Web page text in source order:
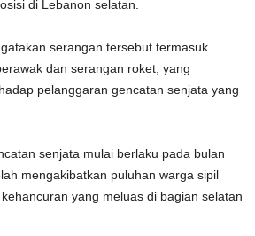
di Lebanon selatan.
serangan tersebut termasuk
dan serangan roket, yang
pelanggaran gencatan senjata yang
senjata mulai berlaku pada bulan
mengakibatkan puluhan warga sipil
yang meluas di bagian selatan